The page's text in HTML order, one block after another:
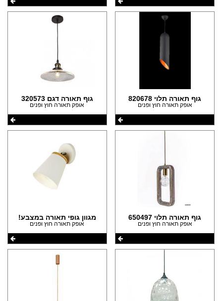
גוף תאורה תלוי 820678
אופק תאורה חוץ ופנים
גוף תאורה דגם 320573
אופק תאורה חוץ ופנים
גוף תאורה תלוי 650497
אופק תאורה חוץ ופנים
מגוון גופי תאורה במצבע!
אופק תאורה חוץ ופנים